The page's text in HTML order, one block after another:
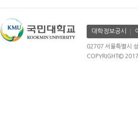
대학정보공시
02707 서울특별시
COPYRIGHT© 2017